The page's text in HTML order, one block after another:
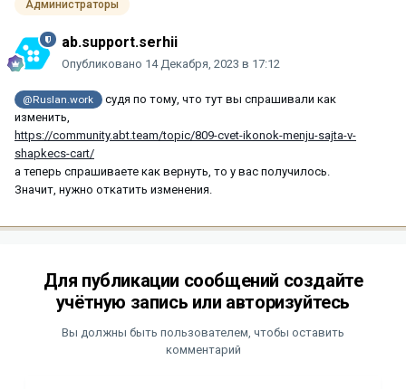
Администраторы
ab.support.serhii
Опубликовано 14 Декабря, 2023 в 17:12
@Ruslan.work
судя по тому, что тут вы спрашивали как
изменить,
https://community.abt.team/topic/809-cvet-ikonok-menju-sajta-v-
shapkecs-cart/
а теперь спрашиваете как вернуть, то у вас получилось.
Значит, нужно откатить изменения.
Для публикации сообщений создайте
учётную запись или авторизуйтесь
Вы должны быть пользователем, чтобы оставить
комментарий